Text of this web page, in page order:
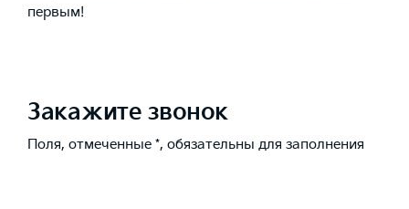
первым!
Закажите звонок
Поля, отмеченные *, обязательны для заполнения